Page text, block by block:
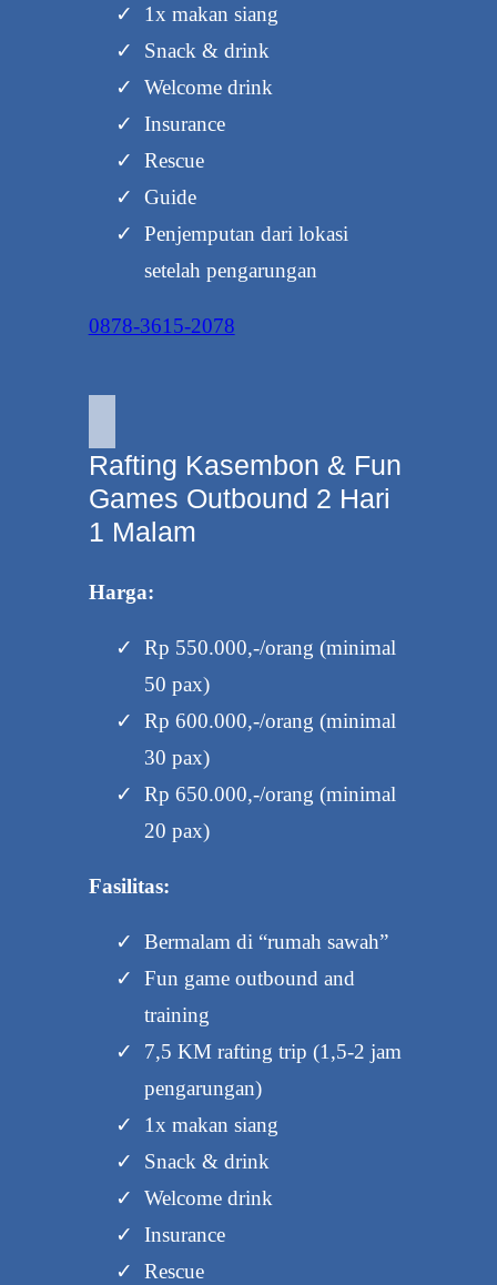
1x makan siang
Snack & drink
Welcome drink
Insurance
Rescue
Guide
Penjemputan dari lokasi
setelah pengarungan
0878-3615-2078
Rafting Kasembon & Fun
Games Outbound 2 Hari
1 Malam
Harga:
Rp 550.000,-/orang (minimal
50 pax)
Rp 600.000,-/orang (minimal
30 pax)
Rp 650.000,-/orang (minimal
20 pax)
Fasilitas:
Bermalam di “rumah sawah”
Fun game outbound and
training
7,5 KM rafting trip (1,5-2 jam
pengarungan)
1x makan siang
Snack & drink
Welcome drink
Insurance
Rescue